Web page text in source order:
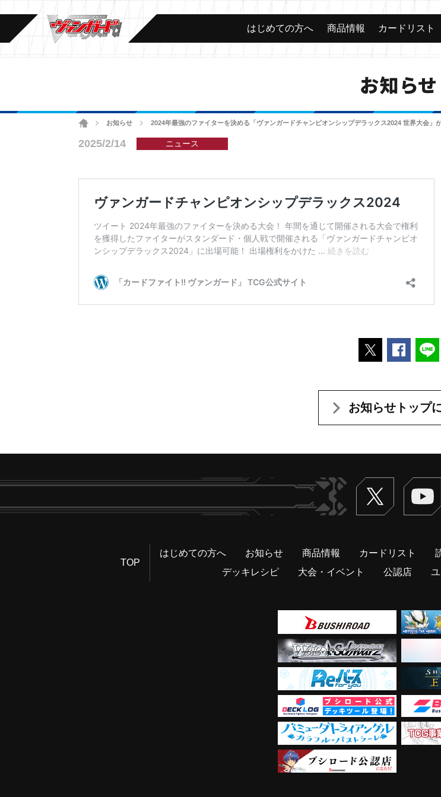
はじめての方へ 商品情報 カードリスト
お知らせ
ホームお知らせ 2024年最強のファイターを決める「ヴァンガードチャンピオンシップデラックス2024 世界大会
2025/2/14 ニュース
ポストする
お知らせトップ
Twitter
TOP
はじめての方へ お知らせ 商品情報 カードリスト
デッキレシピ
大会・イベント 公認店